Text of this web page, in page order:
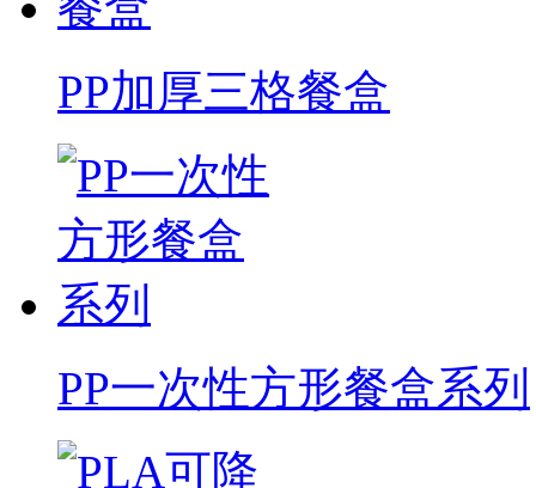
PP加厚三格餐盒
PP一次性方形餐盒系列